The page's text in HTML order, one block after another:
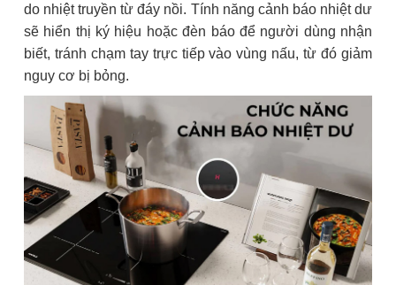
do nhiệt truyền từ đáy nồi. Tính năng cảnh báo nhiệt dư
sẽ hiển thị ký hiệu hoặc đèn báo để người dùng nhận
biết, tránh chạm tay trực tiếp vào vùng nấu, từ đó giảm
nguy cơ bị bỏng.